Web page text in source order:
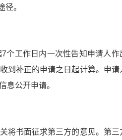
。
个工作日内一次性告知申请人作
到补正的申请之日起计算。申请
息公开申请。
将书面征求第三方的意见。第三